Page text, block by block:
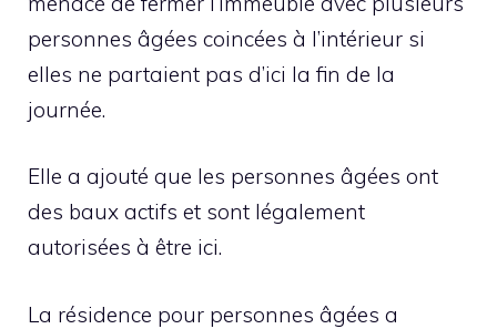
personnes âgées coincées à l’intérieur si
elles ne partaient pas d’ici la fin de la
journée.
Elle a ajouté que les personnes âgées ont
des baux actifs et sont légalement
autorisées à être ici.
La résidence pour personnes âgées a